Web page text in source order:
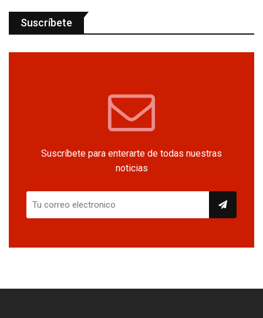
Suscríbete
Suscríbete para enterarte de todas nuestras
noticias